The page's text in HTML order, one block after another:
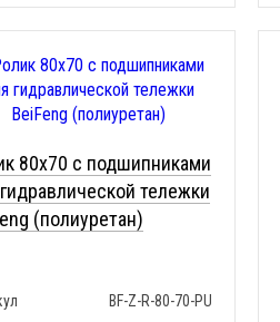
80x70 с подшипниками
тележки
(полиуретан)
BF-Z-R-80-70-PU